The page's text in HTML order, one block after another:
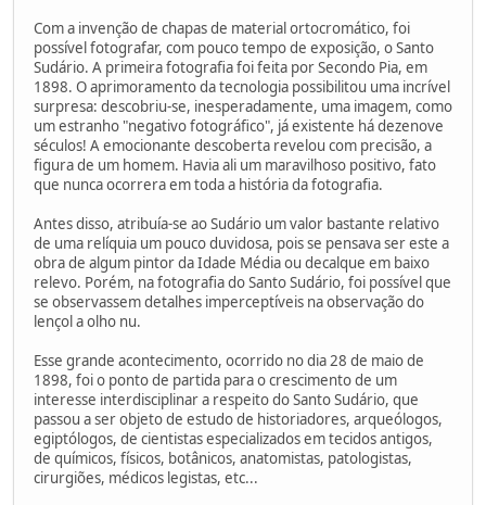
Com a invenção de chapas de material ortocromático, foi
possível fotografar, com pouco tempo de exposição, o Santo
Sudário. A primeira fotografia foi feita por Secondo Pia, em
1898. O aprimoramento da tecnologia possibilitou uma incrível
surpresa: descobriu-se, inesperadamente, uma imagem, como
um estranho "negativo fotográfico", já existente há dezenove
séculos! A emocionante descoberta revelou com precisão, a
figura de um homem. Havia ali um maravilhoso positivo, fato
que nunca ocorrera em toda a história da fotografia.
Antes disso, atribuía-se ao Sudário um valor bastante relativo
de uma relíquia um pouco duvidosa, pois se pensava ser este a
obra de algum pintor da Idade Média ou decalque em baixo
relevo. Porém, na fotografia do Santo Sudário, foi possível que
se observassem detalhes imperceptíveis na observação do
lençol a olho nu.
Esse grande acontecimento, ocorrido no dia 28 de maio de
1898, foi o ponto de partida para o crescimento de um
interesse interdisciplinar a respeito do Santo Sudário, que
passou a ser objeto de estudo de historiadores, arqueólogos,
egiptólogos, de cientistas especializados em tecidos antigos,
de químicos, físicos, botânicos, anatomistas, patologistas,
cirurgiões, médicos legistas, etc...